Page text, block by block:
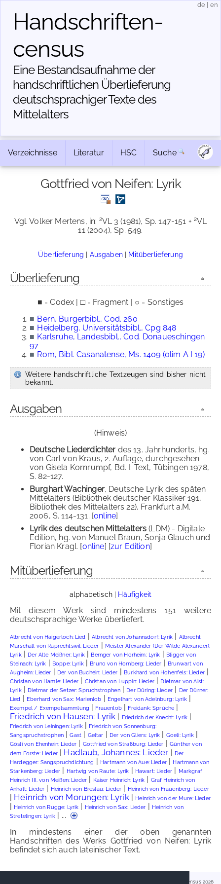
Handschriften­
census
Eine Bestandsaufnahme der
handschriftlichen Über­lieferung
deutschsprachiger Texte des
Mittelalters
de en
Verzeichnisse Literatur HSC Suche
Gottfried von Neifen: Lyrik
Vgl. Volker Mertens, in: 2VL 3 (1981), Sp. 147-151 + 2VL
11 (2004), Sp. 549.
Überlieferung | Ausgaben| Mitüberlieferung
Überlieferung
■ = Codex | □ = Fragment | ○ = Sonstiges
■ Bern, Burgerbibl., Cod. 260
■ Heidelberg, Universitätsbibl., Cpg 848
■ Karlsruhe, Landesbibl., Cod. Donaueschingen
97
■ Rom, Bibl. Casanatense, Ms. 1409 (olim A I 19)
Weitere handschriftliche Textzeugen sind bisher nicht
bekannt.
Ausgaben
(Hinweis)
Deutsche Liederdichter des 13. Jahrhunderts, hg.
von Carl von Kraus, 2. Auflage, durchgesehen
von Gisela Kornrumpf, Bd. I: Text, Tübingen 1978,
S. 82-127.
Burghart Wachinger, Deutsche Lyrik des späten
Mittelalters (Bibliothek deutscher Klassiker 191,
Bibliothek des Mittelalters 22), Frankfurt a.M.
2006, S. 114-131. [online]
Lyrik des deutschen Mittelalters (LDM) - Digitale
Edition, hg. von Manuel Braun, Sonja Glauch und
Florian Kragl. [online] [zur Edition]
Mitüberlieferung
alphabetisch| Häufigkeit
Mit diesem Werk sind mindestens 151 weitere
deutschsprachige Werke überliefert.
Albrecht von Haigerloch: Lied |Albrecht von Johannsdorf: Lyrik | Albrecht
Marschall von Raprechtswil: Lieder | Meister Alexander (Der Wilde Alexander):
Lyrik| Der Alte Meißner: Lyrik| Bernger von Horheim: Lyrik | Bligger von
Steinach: Lyrik | Boppe: Lyrik| Bruno von Hornberg: Lieder | Brunwart von
Augheim: Lieder | Der von Buchein: Lieder | Burkhard von Hohenfels: Lieder|
Christan von Hamle: Lieder | Christan von Luppin: Lieder| Dietmar von Aist:
Lyrik| Dietmar der Setzer: Spruchstrophen| Der Düring: Lieder | Der Dürner:
Lied | Eberhard von Sax: Marienlob | Engelhart von Adelnburg: Lyrik|
Exempel / Exempelsammlung | Frauenlob| Freidank: Sprüche |
Friedrich von Hausen: Lyrik | Friedrich der Knecht: Lyrik |
Friedrich von Leiningen: Lyrik| Friedrich von Sonnenburg:
Sangspruchstrophen|Gast | Geltar | Der von Gliers: Lyrik | Goeli: Lyrik|
Gösli von Ehenhein: Lieder | Gottfried von Straßburg: Lieder |Günther von
dem Forste: Lieder| Hadlaub, Johannes: Lieder | Der
Hardegger: Sangspruchdichtung | Hartmann von Aue: Lieder| Hartmann von
Starkenberg: Lieder | Hartwig von Raute: Lyrik | Hawart: Lieder | Markgraf
Heinrich III. von Meißen: Lieder | Kaiser Heinrich: Lyrik | Graf Heinrich von
Anhalt: Lieder | Heinrich von Breslau: Lieder | Heinrich von Frauenberg: Lieder
| Heinrich von Morungen: Lyrik| Heinrich von der Mure: Lieder
| Heinrich von Rugge: Lyrik | Heinrich von Sax: Lieder | Heinrich von
Stretelingen: Lyrik | ...
In mindestens einer der oben genannten
Handschriften des Werks Gottfried von Neifen: Lyrik
befindet sich auch lateinischer Text.
Handschriftencensus 2026